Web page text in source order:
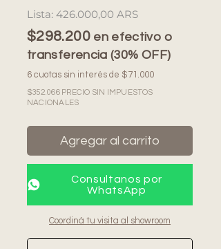
426.000,00 ARSPrecio
$298.200en efectivo o
transferencia (30% OFF)
6 cuotas sin interés de $71.000
$352.066 PRECIO SIN IMPUESTOS
NACIONALES
Agregar al carrito
Consultanos por
WhatsApp
Coordiná tu visita al showroom